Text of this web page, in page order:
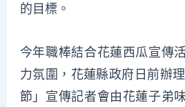
的目標。
今年職棒結合花蓮西瓜宣傳
力氛圍，花蓮縣政府日前辦
節」宣傳記者會由花蓮子弟